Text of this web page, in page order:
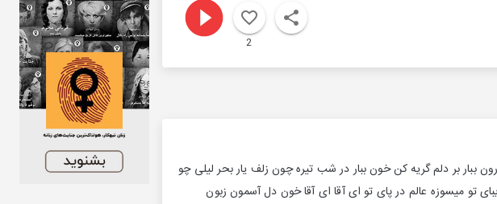
2
ببار بر دلم گریه کن خون ببار در شب تیره چون زلف یار بحر لیلی چو
تو میسوزه عالم در پای تو ای آقا ای آقا خون دل آسمون زبون